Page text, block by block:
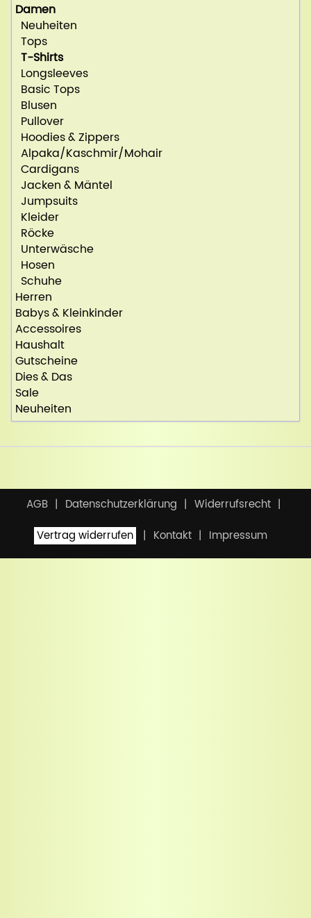
Damen
Neuheiten
Tops
T-Shirts
Longsleeves
Basic Tops
Blusen
Pullover
Hoodies & Zippers
Alpaka/Kaschmir/Mohair
Cardigans
Jacken & Mäntel
Jumpsuits
Kleider
Röcke
Unterwäsche
Hosen
Schuhe
Herren
Babys & Kleinkinder
Accessoires
Haushalt
Gutscheine
Dies & Das
Sale
Neuheiten
AGB Datenschutzerklärung
Widerrufsrecht
Vertrag widerrufen
Kontakt Impressum